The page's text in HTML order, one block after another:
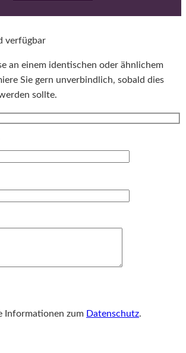
verfügbar
an einem identischen oder ähnlichem
Sie gern unverbindlich, sobald dies
sollte.
Informationen zum Datenschutz.